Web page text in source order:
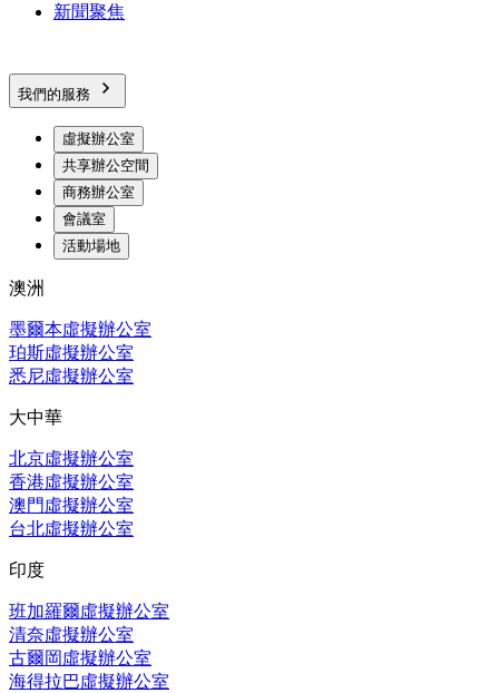
新聞聚焦
我們的服務
虛擬辦公室
共享辦公空間
商務辦公室
會議室
活動場地
澳洲
墨爾本虛擬辦公室
珀斯虛擬辦公室
悉尼虛擬辦公室
大中華
北京虛擬辦公室
香港虛擬辦公室
澳門虛擬辦公室
台北虛擬辦公室
印度
班加羅爾虛擬辦公室
清奈虛擬辦公室
古爾岡虛擬辦公室
海得拉巴虛擬辦公室